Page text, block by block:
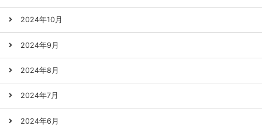
2024年10月
2024年9月
2024年8月
2024年7月
2024年6月